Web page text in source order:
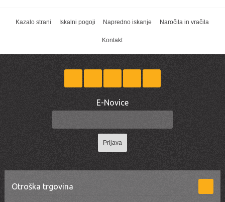
Kazalo strani Iskalni pogoji Napredno iskanje Naročila in vračila
Kontakt
E-Novice
Prijava
Otroška trgovina